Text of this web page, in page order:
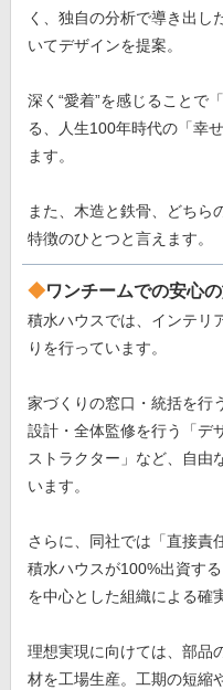
く、独自の分析で導き出し
いてデザインを提案。
深く“愛着”を感じることで
る、人生100年時代の「幸
ます。
また、木造と鉄骨、どちら
特徴のひとつと言えます。
ワンチームでの安心
積水ハウスでは、インテリ
りを行っています。
家づくりの窓口・統括を行
設計・全体監修を行う「デ
ストラクター」など、自由
います。
さらに、同社では「直接責
積水ハウスが100%出資す
を中心とした組織による確
理想実現に向けては、部品
材を工場生産。工期の短縮